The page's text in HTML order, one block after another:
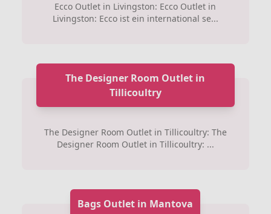
Ecco Outlet in Livingston: Ecco Outlet in
Livingston: Ecco ist ein international se...
The Designer Room Outlet in
Tillicoultry
The Designer Room Outlet in Tillicoultry: The
Designer Room Outlet in Tillicoultry: ...
Bags Outlet in Mantova